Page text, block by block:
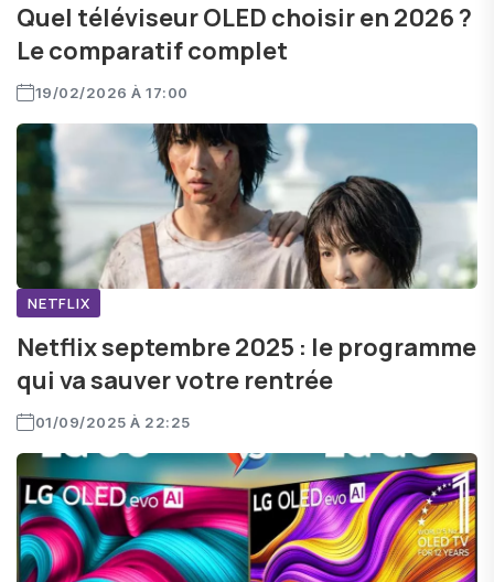
Quel téléviseur OLED choisir en 2026 ?
Le comparatif complet
19/02/2026 À 17:00
NETFLIX
Netflix septembre 2025 : le programme
qui va sauver votre rentrée
01/09/2025 À 22:25